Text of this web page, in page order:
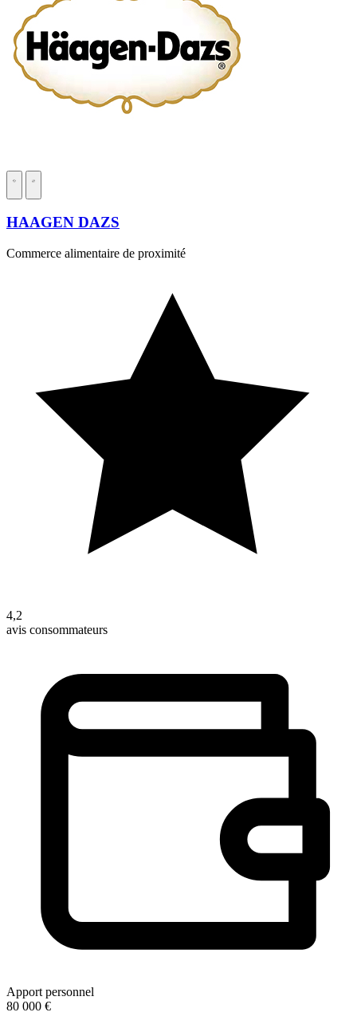
HAAGEN DAZS
Commerce alimentaire de proximité
4,2
avis consommateurs
Apport personnel
80 000 €